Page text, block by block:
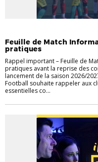
Feuille de Match
pratiques
Rappel important – Feuille de
pratiques avant la reprise des
lancement de la saison 2026/
Football souhaite rappeler aux
essentielles co...